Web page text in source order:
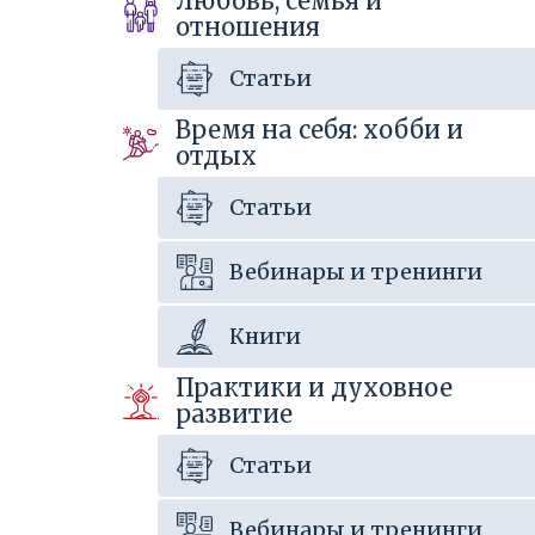
отношения
Статьи
Время на себя: хобби и
отдых
Статьи
Вебинары и тренинги
Книги
Практики и духовное
развитие
Статьи